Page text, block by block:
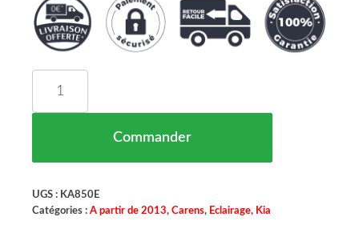
Commander
UGS : KA850E
Catégories : A partir de 2013, Carens, Eclairage, Kia